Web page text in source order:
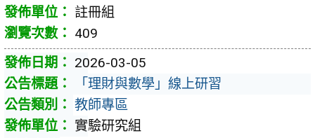
註冊組
409
2026-03-05
「理財與數學」線上研習
教師專區
實驗研究組